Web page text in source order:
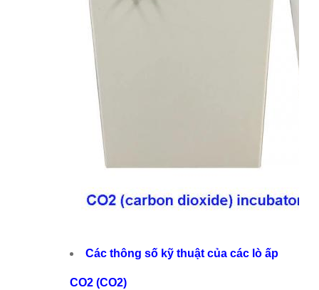
Các thông số kỹ thuật của các lò ấp
CO2 (CO2)